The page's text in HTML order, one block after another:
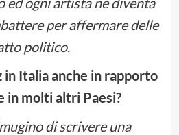
per affermare delle
politico.
in Italia anche in rapporto
in molti altri Paesi?
di scrivere una